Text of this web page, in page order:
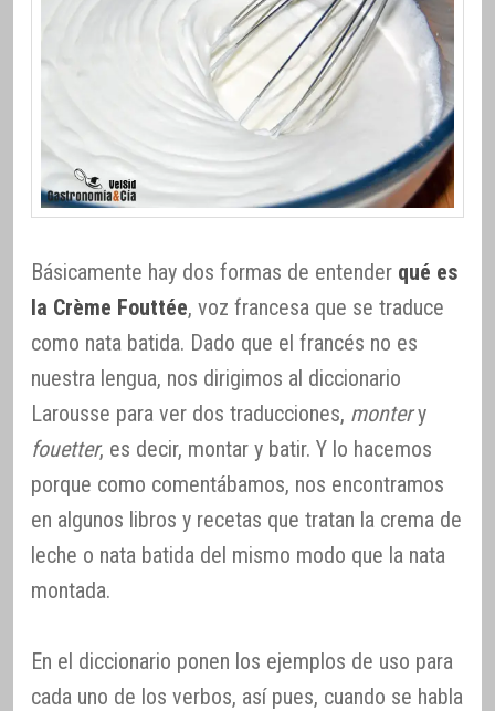
Básicamente hay dos formas de entender qué es
la Crème Fouttée, voz francesa que se traduce
como nata batida. Dado que el francés no es
nuestra lengua, nos dirigimos al diccionario
Larousse para ver dos traducciones, montery
fouetter, es decir, montar y batir. Y lo hacemos
porque como comentábamos, nos encontramos
en algunos libros y recetas que tratan la crema de
leche o nata batida del mismo modo que la nata
montada.
En el diccionario ponen los ejemplos de uso para
cada uno de los verbos, así pues, cuando se habla